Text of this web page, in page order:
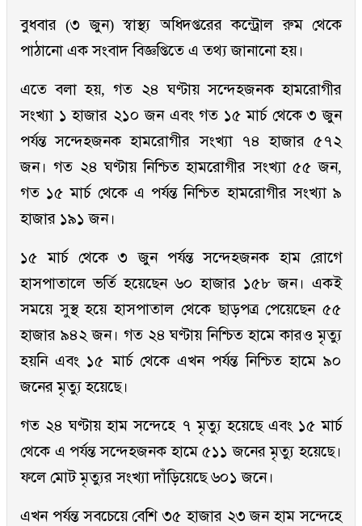
বুধবার (৩ জুন) স্বাস্থ্য অধিদপ্তরের কন্ট্রোল রুম থেকে
পাঠানো এক সংবাদ বিজ্ঞপ্তিতে এ তথ্য জানানো হয়।
এতে বলা হয়, গত ২৪ ঘণ্টায় সন্দেহজনক হামরোগীর
সংখ্যা ১ হাজার ২১০ জন এবং গত ১৫ মার্চ থেকে ৩ জুন
পর্যন্ত সন্দেহজনক হামরোগীর সংখ্যা ৭৪ হাজার ৫৭২
জন। গত ২৪ ঘণ্টায় নিশ্চিত হামরোগীর সংখ্যা ৫৫ জন,
গত ১৫ মার্চ থেকে এ পর্যন্ত নিশ্চিত হামরোগীর সংখ্যা ৯
হাজার ১৯১ জন।
১৫ মার্চ থেকে ৩ জুন পর্যন্ত সন্দেহজনক হাম রোগে
হাসপাতালে ভর্তি হয়েছেন ৬০ হাজার ১৫৮ জন। একই
সময়ে সুস্থ হয়ে হাসপাতাল থেকে ছাড়পত্র পেয়েছেন ৫৫
হাজার ৯৪২ জন। গত ২৪ ঘণ্টায় নিশ্চিত হামে কারও মৃত্যু
হয়নি এবং ১৫ মার্চ থেকে এখন পর্যন্ত নিশ্চিত হামে ৯০
জনের মৃত্যু হয়েছে।
গত ২৪ ঘণ্টায় হাম সন্দেহে ৭ মৃত্যু হয়েছে এবং ১৫ মার্চ
থেকে এ পর্যন্ত সন্দেহজনক হামে ৫১১ জনের মৃত্যু হয়েছে।
ফলে মোট মৃত্যুর সংখ্যা দাঁড়িয়েছে ৬০১ জনে।
এখন পর্যন্ত সবচেয়ে বেশি ৩৫ হাজার ২৩ জন হাম সন্দেহে